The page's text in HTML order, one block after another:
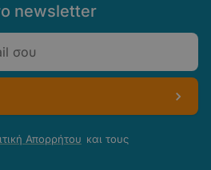
newsletter
Απορρήτου και τους